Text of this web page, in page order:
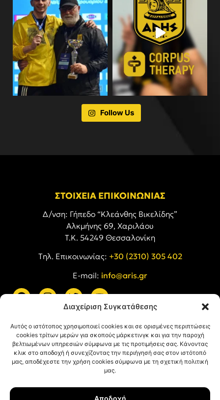
Διαχείριση Συγκατάθεσης
Αυτός ο ιστότοπος χρησιμοποιεί cookies και σε ορισμένες περιπτώσεις
cookies τρίτων μερών για σκοπούς μάρκετινγκ και για την παροχή
βελτιωμένων υπηρεσιών σύμφωνα με τις προτιμήσεις σας. Κάνοντας
κλικ στο αποδοχή ή συνεχίζοντας την περιήγησή σας στον ιστότοπό
μας, αποδέχεστε την χρήση cookies σύμφωνα με τη σχετική πολιτική
μας.
Αποδοχή
Follow Us
ΣΤΟΙΧΕΙΑ ΕΠΙΚΟΙΝΩΝΙΑΣ
Δ/νση: Γήπεδο “Κλεάνθης Βικελίδης”
Αλκμήνης 69, Χαριλάου
Τ.Κ. 54249 Θεσσαλονίκη
Tηλ. Επικοινωνίας: +30 (2310) 305 402
E-mail: info@aris.gr